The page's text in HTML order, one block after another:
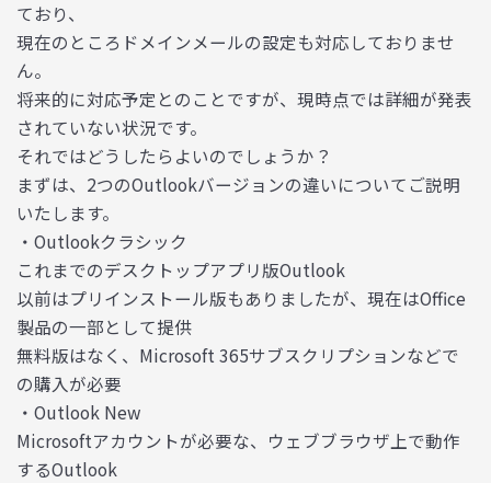
ており、
現在のところドメインメールの設定も対応しておりませ
ん。
将来的に対応予定とのことですが、現時点では詳細が発表
されていない状況です。
それではどうしたらよいのでしょうか？
まずは、2つのOutlookバージョンの違いについてご説明
いたします。
・Outlookクラシック
これまでのデスクトップアプリ版Outlook
以前はプリインストール版もありましたが、現在はOffice
製品の一部として提供
無料版はなく、Microsoft 365サブスクリプションなどで
の購入が必要
・Outlook New
Microsoftアカウントが必要な、ウェブブラウザ上で動作
するOutlook